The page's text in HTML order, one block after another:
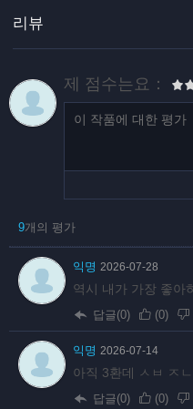
리뷰
제 점수는요：
9개의 평가
익명 2026-07-28
역시 내가 가장 좋아
답글(0) (0)
익명 2026-07-14
아직 3환데 ㅅㅂ ㅈ
답글(0) (0)